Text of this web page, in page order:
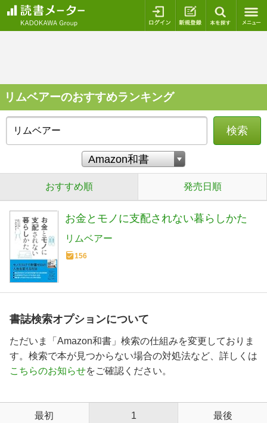
ログイン 新規登録
リムベアーのおすすめランキング
検索
おすすめ順 発売日順
お金とモノに支配されない暮らしかた
リムベアー
156
書誌検索オプションについて
ただいま「Amazon和書」検索の仕組みを変更しておりま
す。検索で本が見つからない場合の対処法など、詳しくは
こちらのお知らせをご確認ください。
最初 1 最後